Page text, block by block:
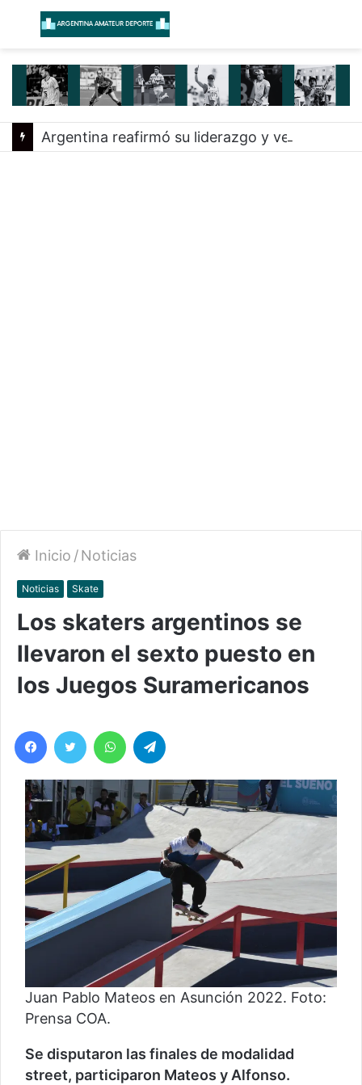
Menú
Inicio /Noticias
Noticias Skate
Los skaters argentinos se
llevaron el sexto puesto en
los Juegos Suramericanos
Facebook
Twitter WhatsApp
Juan Pablo Mateos en Asunción 2022. Foto:
Prensa COA.
Se disputaron las finales de modalidad
street, participaron Mateos y Alfonso.